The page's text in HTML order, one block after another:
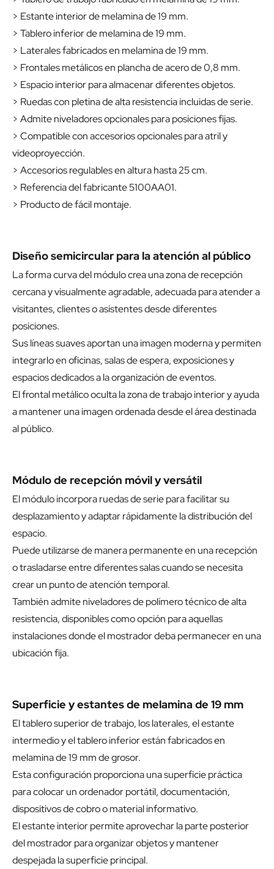
> Estante interior de melamina de 19 mm.
> Tablero inferior de melamina de 19 mm.
> Laterales fabricados en melamina de 19 mm.
> Frontales metálicos en plancha de acero de 0,8 mm.
> Espacio interior para almacenar diferentes objetos.
> Ruedas con pletina de alta resistencia incluidas de serie.
> Admite niveladores opcionales para posiciones fijas.
> Compatible con accesorios opcionales para atril y
videoproyección.
> Accesorios regulables en altura hasta 25 cm.
> Referencia del fabricante 5100AA01.
> Producto de fácil montaje.
Diseño semicircular para la atención al público
La forma curva del módulo crea una zona de recepción
cercana y visualmente agradable, adecuada para atender a
visitantes, clientes o asistentes desde diferentes
posiciones.
Sus líneas suaves aportan una imagen moderna y permiten
integrarlo en oficinas, salas de espera, exposiciones y
espacios dedicados a la organización de eventos.
El frontal metálico oculta la zona de trabajo interior y ayuda
a mantener una imagen ordenada desde el área destinada
al público.
Módulo de recepción móvil y versátil
El módulo incorpora ruedas de serie para facilitar su
desplazamiento y adaptar rápidamente la distribución del
espacio.
Puede utilizarse de manera permanente en una recepción
o trasladarse entre diferentes salas cuando se necesita
crear un punto de atención temporal.
También admite niveladores de polímero técnico de alta
resistencia, disponibles como opción para aquellas
instalaciones donde el mostrador deba permanecer en una
ubicación fija.
Superficie y estantes de melamina de 19 mm
El tablero superior de trabajo, los laterales, el estante
intermedio y el tablero inferior están fabricados en
melamina de 19 mm de grosor.
Esta configuración proporciona una superficie práctica
para colocar un ordenador portátil, documentación,
dispositivos de cobro o material informativo.
El estante interior permite aprovechar la parte posterior
del mostrador para organizar objetos y mantener
despejada la superficie principal.